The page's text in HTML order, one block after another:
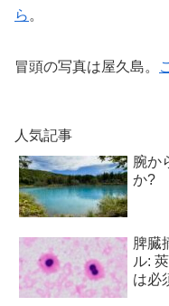
ら 。
冒頭の写真は屋久島。
人気記事
腕か
か?
脾臓
ル:
は必